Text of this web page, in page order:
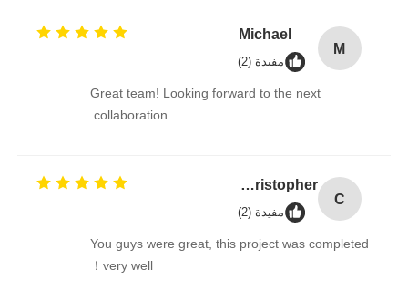
M
Michael
مفيدة (2)
Great team! Looking forward to the next
collaboration.
C
Christopher
مفيدة (2)
You guys were great, this project was completed
very well！